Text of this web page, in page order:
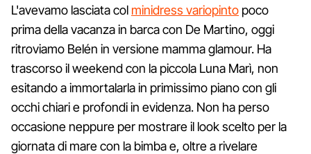
L'avevamo lasciata col minidress variopinto poco
prima della vacanza in barca con De Martino, oggi
ritroviamo Belén in versione mamma glamour. Ha
trascorso il weekend con la piccola Luna Marì, non
esitando a immortalarla in primissimo piano con gli
occhi chiari e profondi in evidenza. Non ha perso
occasione neppure per mostrare il look scelto per la
giornata di mare con la bimba e, oltre a rivelare